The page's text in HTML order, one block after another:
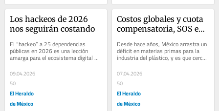
Los hackeos de 2026
nos seguirán costando
El “hackeo” a 25 dependencias
públicas en 2026 es una lección
amarga para el ecosistema digital
mexicano. La exposición de 2.3
terabytes de...
09.04.2026
50
El Heraldo
de México
Costos globales y cuota
compensatoria, SOS en
Desde hace años, México arrastra un
déficit en materias primas para la
industria del plástico, y es que cerca
del 70% de lo que consume la...
07.04.2026
50
El Heraldo
de México